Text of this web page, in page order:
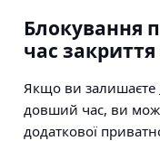
Блокування
час
Якщо ви залишаєте
довший час, ви
додаткової